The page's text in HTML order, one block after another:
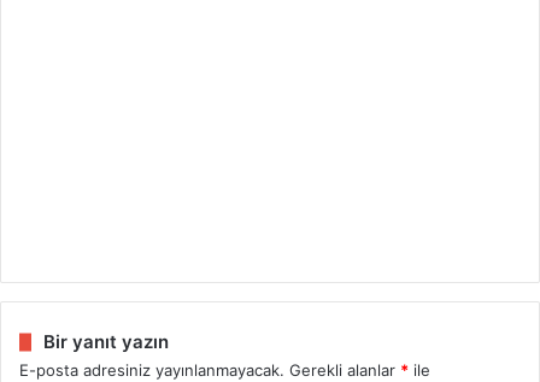
Bir yanıt yazın
E-posta adresiniz yayınlanmayacak. Gerekli alanlar * ile